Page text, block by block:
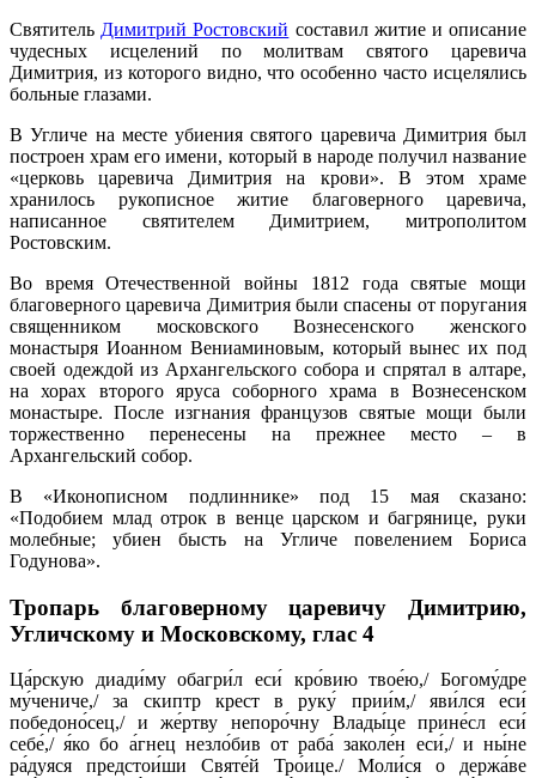
Святитель Димитрий Ростовский составил житие и описание
чудесных исцелений по молитвам святого царевича
Димитрия, из которого видно, что особенно часто исцелялись
больные глазами.
В Угличе на месте убиения святого царевича Димитрия был
построен храм его имени, который в народе получил название
«церковь царевича Димитрия на крови». В этом храме
хранилось рукописное житие благоверного царевича,
написанное святителем Димитрием, митрополитом
Ростовским.
Во время Отечественной войны 1812 года святые мощи
благоверного царевича Димитрия были спасены от поругания
священником московского Вознесенского женского
монастыря Иоанном Вениаминовым, который вынес их под
своей одеждой из Архангельского собора и спрятал в алтаре,
на хорах второго яруса соборного храма в Вознесенском
монастыре. После изгнания французов святые мощи были
торжественно перенесены на прежнее место – в
Архангельский собор.
В «Иконописном подлиннике» под 15 мая сказано:
«Подобием млад отрок в венце царском и багрянице, руки
молебные; убиен бысть на Угличе повелением Бориса
Годунова».
Тропарь благоверному царевичу Димитрию,
Угличскому и Московскому, глас 4
Ца́рскую диади́му обагри́л еси́ кро́вию твое́ю,/ Богому́дре
му́чениче,/ за скиптр крест в руку́ прии́м,/ яви́лся еси́
победоно́сец,/ и же́ртву непоро́чну Влады́це прине́сл еси́
себе́,/ я́ко бо а́гнец незло́бив от раба́ заколе́н еси́,/ и ны́не
ра́дуяся предстои́ши Святе́й Тро́ице./ Моли́ся о держа́ве